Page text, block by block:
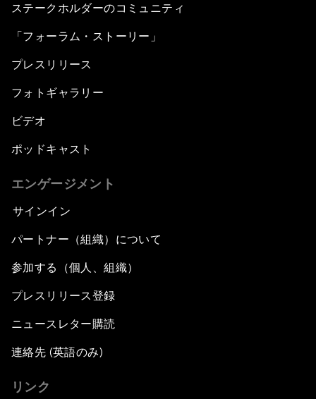
ステークホルダーのコミュニティ
「フォーラム・ストーリー」
プレスリリース
フォトギャラリー
ビデオ
ポッドキャスト
エンゲージメント
サインイン
パートナー（組織）について
参加する（個人、組織）
プレスリリース登録
ニュースレター購読
連絡先 (英語のみ)
リンク